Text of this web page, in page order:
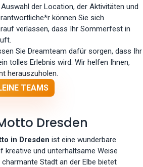
der Location, der Aktivitäten und
können Sie sich
verlassen, dass Ihr Sommerfest in
Sie Dreamteam dafür sorgen, dass Ihr
tolles Erlebnis wird. Wir helfen Ihnen,
herauszuholen.
TEAMS
Dresden
in Dresden ist eine wunderbare
kreative und unterhaltsame Weise
Stadt an der Elbe bietet